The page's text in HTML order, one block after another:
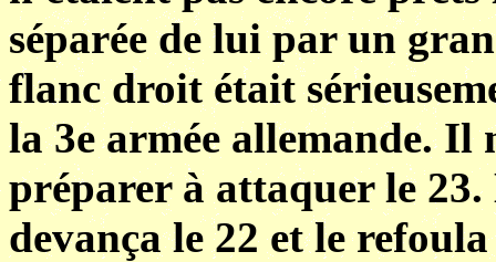
séparée de lui par un
flanc droit était
la 3e armée allemande. Il
préparer à attaquer le
devança le 22 et le